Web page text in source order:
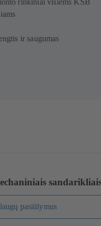
ir saugumas
pasiūlymus